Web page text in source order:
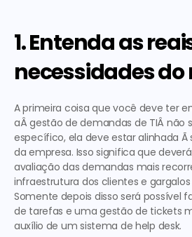
1. Entenda as
necessidades do
A primeira coisa que você deve ter
aÂ gestão de demandas de TIÂ não
específico, ela deve estar alinhada Ã
da empresa. Isso significa que
avaliação das demandas mais
infraestrutura dos clientes e
Somente depois disso será possível
de tarefas e uma gestão de tickets
auxílio de um sistema de help desk.